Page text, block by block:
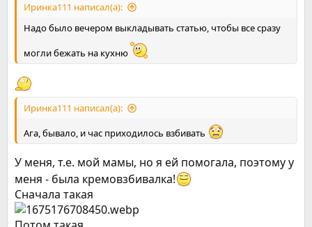
Иринка111 написал(а):
Надо было вечером выкладывать статью, чтобы все сразу
могли бежать на кухню
Иринка111 написал(а):
Ага, бывало, и час приходилось взбивать
У меня, т.е. мой мамы, но я ей помогала, поэтому у
меня - была кремовзбивалка!
Сначала такая